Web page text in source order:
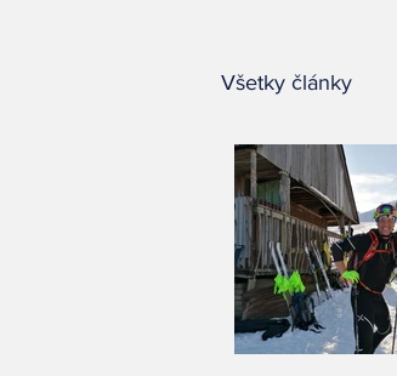
Všetky články